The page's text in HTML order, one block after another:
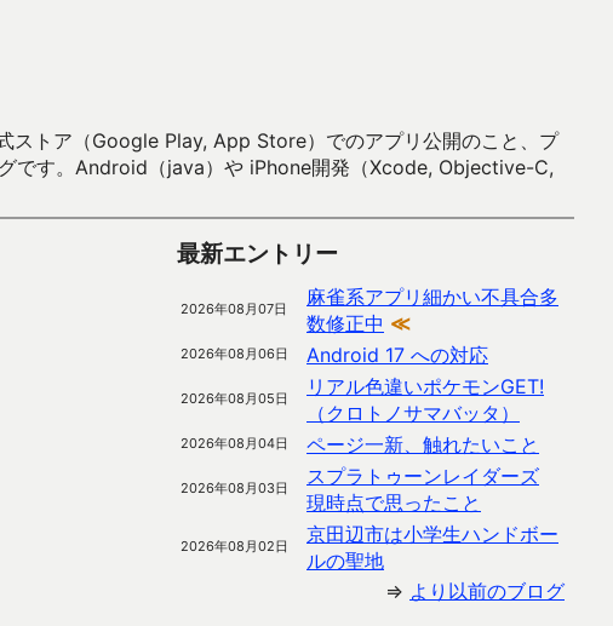
ストア（Google Play, App Store）でのアプリ公開のこと、プ
です。Android（java）や iPhone開発（Xcode, Objective-C,
最新エントリー
2026年08月07日
麻雀系アプリ細かい不具合多
数修正中 ≪
2026年08月06日 Android 17 への対応
2026年08月05日
リアル色違いポケモンGET!
（クロトノサマバッタ）
2026年08月04日 ページ一新、触れたいこと
2026年08月03日
スプラトゥーンレイダーズ
現時点で思ったこと
2026年08月02日
京田辺市は小学生ハンドボー
ルの聖地
⇒ より以前のブログ